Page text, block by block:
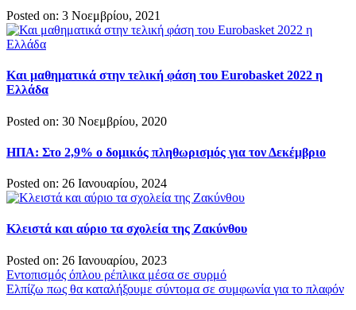
Posted on: 3 Νοεμβρίου, 2021
Και μαθηματικά στην τελική φάση του Eurobasket 2022 η
Ελλάδα
Posted on: 30 Νοεμβρίου, 2020
ΗΠΑ: Στο 2,9% ο δομικός πληθωρισμός για τον Δεκέμβριο
Posted on: 26 Ιανουαρίου, 2024
Κλειστά και αύριο τα σχολεία της Ζακύνθου
Posted on: 26 Ιανουαρίου, 2023
Πλοήγηση
άρθρων
Εντοπισμός όπλου ρέπλικα μέσα σε συρμό
Ελπίζω πως θα καταλήξουμε σύντομα σε συμφωνία για το πλαφόν